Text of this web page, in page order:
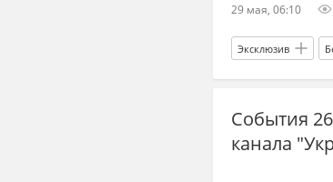
29 мая, 06:10
Эксклюзив
Александр
Внутри и снаружи
События
канала